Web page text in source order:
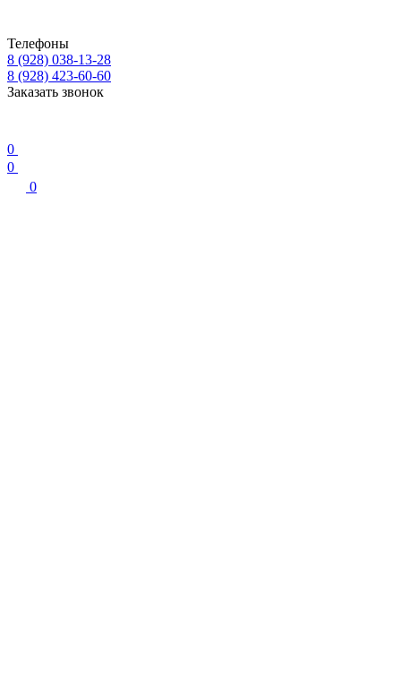
Телефоны
8 (928) 038-13-28
8 (928) 423-60-60
Заказать звонок
0
0
0